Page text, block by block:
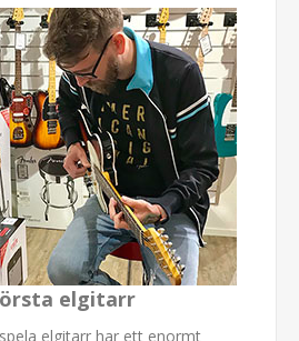
elgitarr
elgitarr har ett enormt